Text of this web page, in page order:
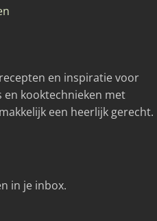
en inspiratie voor
en kooktechnieken met
een heerlijk gerecht.
in je inbox.